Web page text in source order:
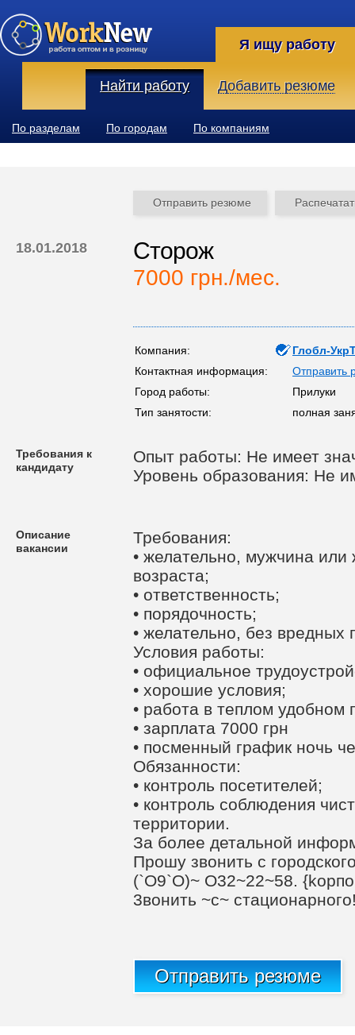
Я ищу работу
Найти работу Добавить резюме
По разделам По городам По компаниям
Отправить резюме
18.01.2018 Сторож
7000 грн./мес.
Компания:
Глобл-
Контактная информация:
Отправить
Город работы:
Прилуки
Тип занятости:
полная
Требования к
кандидату
Опыт работы: Не имеет
Уровень образования: Не
Описание
вакансии
Требования:
• желательно, мужчина
возраста;
• ответственность;
• порядочность;
• желательно, без вредных
Условия работы:
• официальное
• хорошие условия;
• работа в теплом
• зарплата 7000 грн
• посменный график ночь
Обязанности:
• контроль посетителей;
• контроль соблюдения
территории.
За более детальной
Прошу звонить с
(`О9`О)~ О32~22~58.
3вoнить ~с~
Отправить резюме